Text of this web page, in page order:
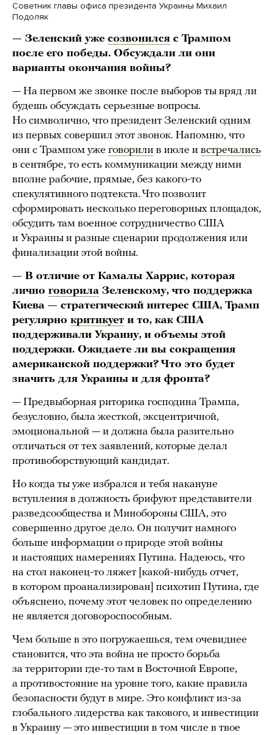
Cоветник главы офиса президента Украины Михаил
Подоляк
— Зеленский уже созвонился с Трампом
после его победы. Обсуждали ли они
варианты окончания войны?
— На первом же звонке после выборов ты вряд ли
будешь обсуждать серьезные вопросы.
Но символично, что президент Зеленский одним
из первых совершил этот звонок. Напомню, что
они с Трампом уже говорили в июле и встречались
в сентябре, то есть коммуникации между ними
вполне рабочие, прямые, без какого-то
спекулятивного подтекста. Что позволит
сформировать несколько переговорных площадок,
обсудить там военное сотрудничество США
и Украины и разные сценарии продолжения или
финализации этой войны.
— В отличие от Камалы Харрис, которая
лично говорила Зеленскому, что поддержка
Киева — стратегический интерес США, Трамп
регулярно критикует и то, как США
поддерживали Украину, и объемы этой
поддержки. Ожидаете ли вы сокращения
американской поддержки? Что это будет
значить для Украины и для фронта?
— Предвыборная риторика господина Трампа,
безусловно, была жесткой, эксцентричной,
эмоциональной — и должна была разительно
отличаться от тех заявлений, которые делал
противоборствующий кандидат.
Но когда ты уже избрался и тебя накануне
вступления в должность брифуют представители
разведсообщества и Минобороны США, это
совершенно другое дело. Он получит намного
больше информации о природе этой войны
и настоящих намерениях Путина. Надеюсь, что
на стол наконец-то ляжет [какой-нибудь отчет,
в котором проанализирован] психотип Путина, где
объяснено, почему этот человек по определению
не является договороспособным.
Чем больше в это погружаешься, тем очевиднее
становится, что эта война не просто борьба
за территории где-то там в Восточной Европе,
а противостояние на уровне того, какие правила
безопасности будут в мире. Это конфликт из-за
глобального лидерства как такового, и инвестиции
в Украину — это инвестиции в том числе в твое